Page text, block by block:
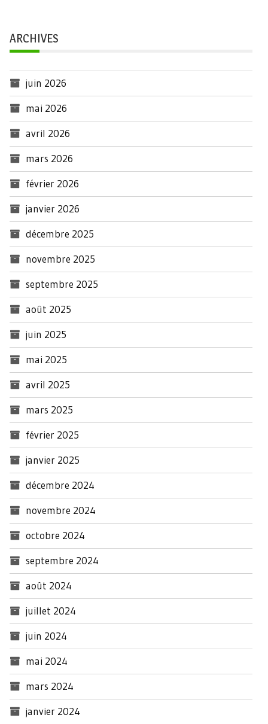
ARCHIVES
juin 2026
mai 2026
avril 2026
mars 2026
février 2026
janvier 2026
décembre 2025
novembre 2025
septembre 2025
août 2025
juin 2025
mai 2025
avril 2025
mars 2025
février 2025
janvier 2025
décembre 2024
novembre 2024
octobre 2024
septembre 2024
août 2024
juillet 2024
juin 2024
mai 2024
mars 2024
janvier 2024